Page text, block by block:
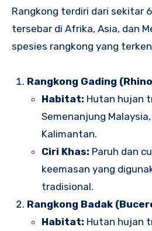
Rangkong terdiri dari sekitar
tersebar di Afrika, Asia, dan
spesies rangkong yang
Rangkong Gading
Habitat: Hutan hujan
Semenanjung
Kalimantan.
Ciri Khas: Paruh dan
keemasan yang
tradisional.
Rangkong Badak
Habitat: Hutan hujan